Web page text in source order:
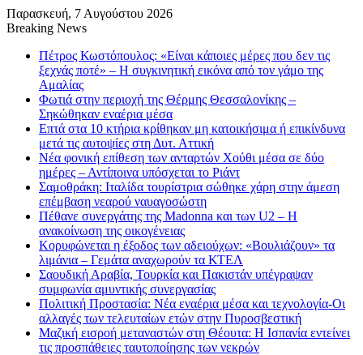
Παρασκευή, 7 Αυγούστου 2026
Breaking News
Πέτρος Κωστόπουλος: «Είναι κάποιες μέρες που δεν τις
ξεχνάς ποτέ» – Η συγκινητική εικόνα από τον γάμο της
Αμαλίας
Φωτιά στην περιοχή της Θέρμης Θεσσαλονίκης –
Σηκώθηκαν εναέρια μέσα
Επτά στα 10 κτήρια κρίθηκαν μη κατοικήσιμα ή επικίνδυνα
μετά τις αυτοψίες στη Δυτ. Αττική
Νέα φονική επίθεση των ανταρτών Χούθι μέσα σε δύο
ημέρες – Αντίποινα υπόσχεται το Ριάντ
Σαμοθράκη: Ιταλίδα τουρίστρια σώθηκε χάρη στην άμεση
επέμβαση νεαρού ναυαγοσώστη
Πέθανε συνεργάτης της Madonna και των U2 – Η
ανακοίνωση της οικογένειας
Κορυφώνεται η έξοδος των αδειούχων: «Βουλιάζουν» τα
λιμάνια – Γεμάτα αναχωρούν τα ΚΤΕΛ
Σαουδική Αραβία, Τουρκία και Πακιστάν υπέγραψαν
συμφωνία αμυντικής συνεργασίας
Πολιτική Προστασία: Νέα εναέρια μέσα και τεχνολογία-Οι
αλλαγές των τελευταίων ετών στην Πυροσβεστική
Μαζική εισροή μεταναστών στη Θέουτα: Η Ισπανία εντείνει
τις προσπάθειες ταυτοποίησης των νεκρών